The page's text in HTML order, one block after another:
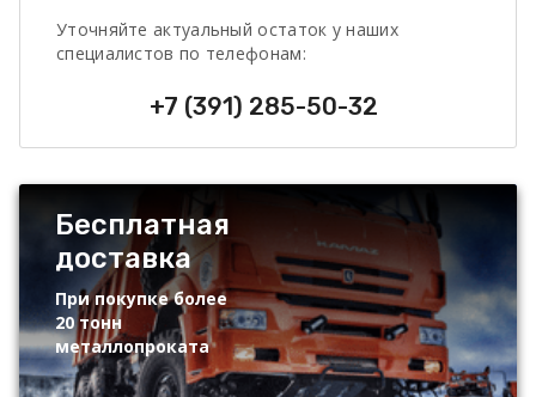
Уточняйте актуальный остаток у наших
специалистов по телефонам:
+7 (391) 285-50-32
Бесплатная
доставка
При покупке более
20 тонн
металлопроката